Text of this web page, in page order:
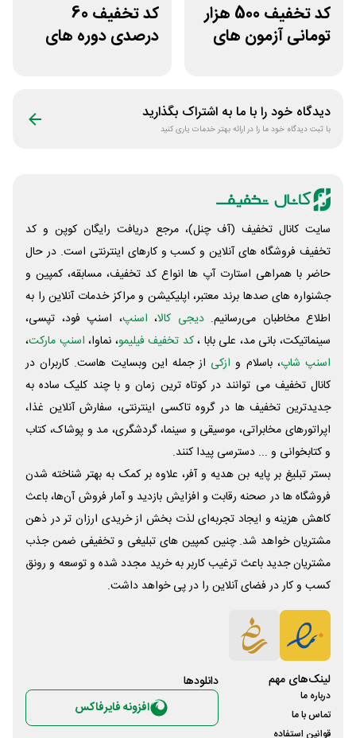
کد تخفیف 500 هزار
تومانی آزمون های
کد تخفیف 60
درصدی دوره های
دیدگاه خود را با ما به اشتراک بگذارید
با ثبت دیدگاه خود ما را در ارائه بهتر خدمات یاری کنید
سایت کانال تخفیف (آف چنل)، مرجع دریافت رایگان کوپن و کد
تخفیف فروشگاه های آنلاین و کسب و‌ کارهای اینترنتی است. در حال
حاضر با همراهی استارت آپ ها انواع کد تخفیف، مسابقه، کمپین و
جشنواره های صدها برند معتبر، اپلیکیشن و مراکز خدمات آنلاین را به
اطلاع مخاطبان می‌رسانیم. دیجی کالا، اسنپ، اسنپ فود، تپسی،
سینماتیکت، بانی مد، علی‌ بابا ،کد تخفیف فیلیمو، نماوا، اسنپ مارکت،
اسنپ شاپ، باسلام و ازکی از جمله این وبسایت ‌هاست. کاربران در
کانال تخفیف می توانند در کوتاه ترین زمان و با چند کلیک ساده به
جدیدترین تخفیف ها در گروه تاکسی اینترنتی، سفارش آنلاین غذا،
اپراتورهای مخابراتی، موسیقی و سینما، گردشگری، مد و پوشاک، کتاب
و کتابخوانی و ... دسترسی پیدا کنند.
بستر تبلیغ بر پایه بن هدیه و آفر، علاوه بر کمک به بهتر شناخته شدن
فروشگاه ها در صحنه رقابت و افزایش بازدید و آمار فروش آن‌ها، باعث
کاهش هزینه و ایجاد تجربه‌ای لذت بخش از خریدی ارزان تر در ذهن
مشتریان خواهد شد. چنین کمپین های تبلیغی و تخفیفی ضمن جذب
مشتریان جدید باعث ترغیب کاربر به خرید مجدد شده و توسعه و رونق
کسب و کار در فضای آنلاین را در پی خواهد داشت.
لینک‌های مهم
درباره ما
تماس با ما
قوانین استفاده
دانلود‌ها
افزونه فایرفاکس